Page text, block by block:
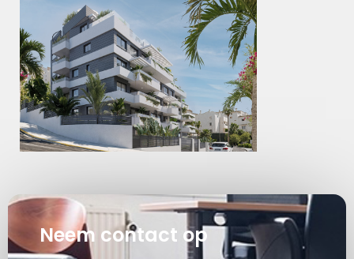
Neem contact op